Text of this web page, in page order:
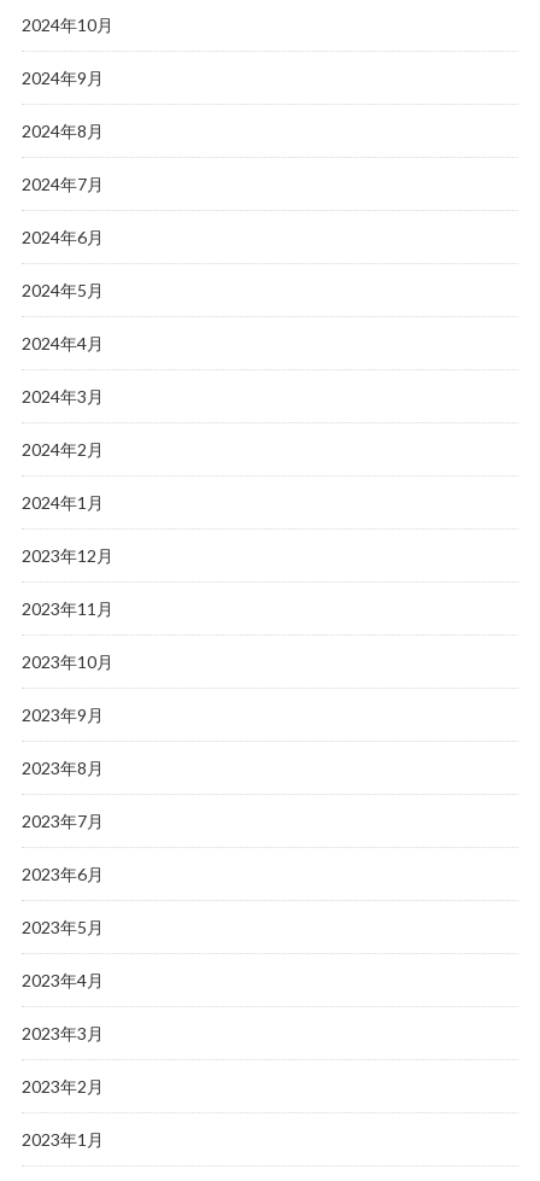
2024年10月
2024年9月
2024年8月
2024年7月
2024年6月
2024年5月
2024年4月
2024年3月
2024年2月
2024年1月
2023年12月
2023年11月
2023年10月
2023年9月
2023年8月
2023年7月
2023年6月
2023年5月
2023年4月
2023年3月
2023年2月
2023年1月